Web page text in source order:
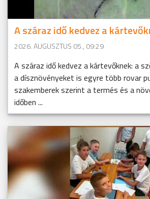
A száraz idő kedvez a
2026. AUGUSZTUS 05., 09:29
A száraz idő kedvez a kártevőknek: a
a dísznövényeket is egyre több rovar
szakemberek szerint a termés és a
időben ...